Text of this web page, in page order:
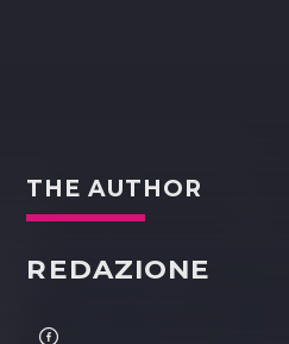
THE AUTHOR
REDAZIONE